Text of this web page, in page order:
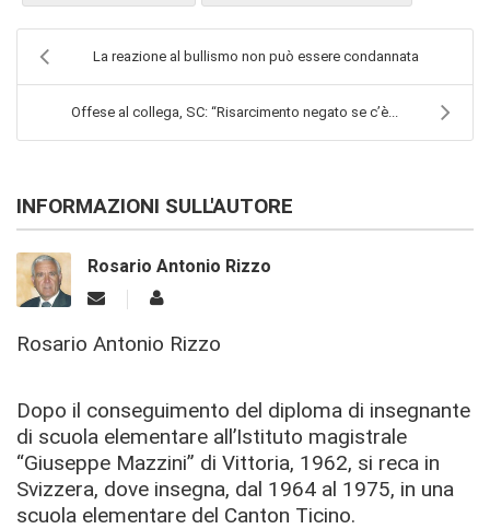
La reazione al bullismo non può essere condannata
Offese al collega, SC: “Risarcimento negato se c’è...
INFORMAZIONI SULL'AUTORE
Rosario Antonio Rizzo
Rosario Antonio Rizzo
Dopo il conseguimento del diploma di insegnante
di scuola elementare all’Istituto magistrale
“Giuseppe Mazzini” di Vittoria, 1962, si reca in
Svizzera, dove insegna, dal 1964 al 1975, in una
scuola elementare del Canton Ticino.